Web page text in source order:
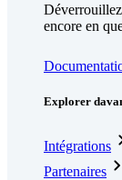
encore en
Explorer
Intégrations
Partenaires